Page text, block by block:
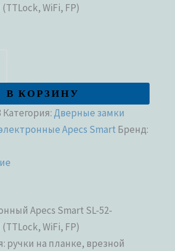
(TTLock, WiFi, FP)
В КОРЗИНУ
Категория:Дверные замки
Apecs Smart Бренд:
Apecs Smart SL-52-
(TTLock, WiFi, FP)
ручки на планке, врезной